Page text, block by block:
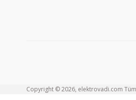
Copyright © 2026, elektrovadi.com Tüm